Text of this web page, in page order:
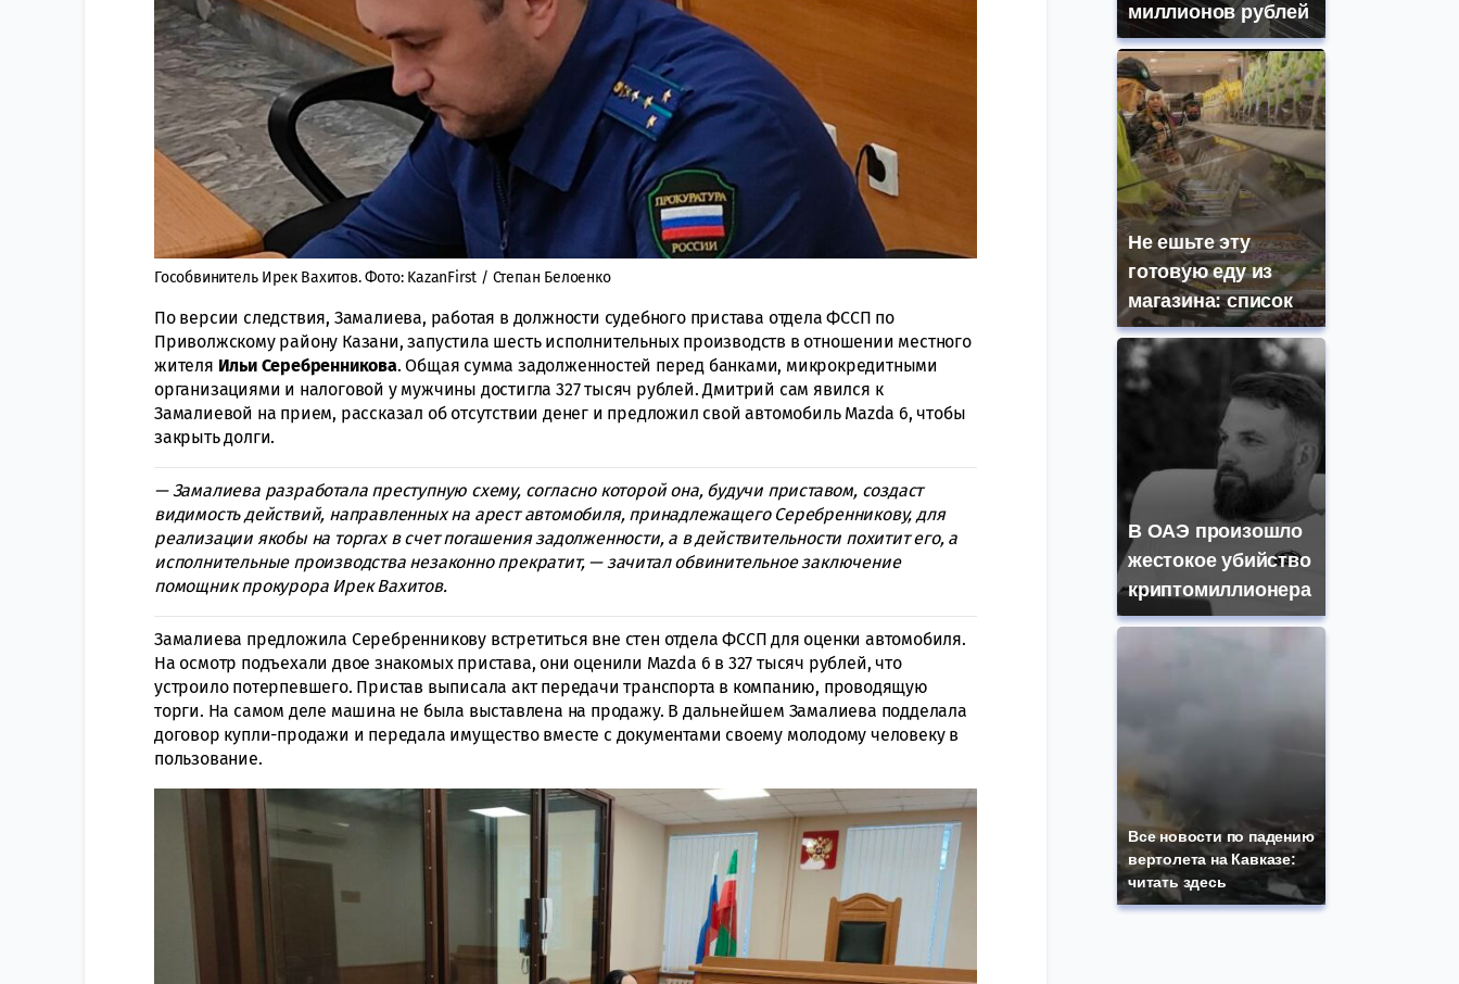
Гособвинитель Ирек Вахитов. Фото: KazanFirst / Степан Белоенко
По версии следствия, Замалиева, работая в должности судебного пристава отдела ФССП по
Приволжскому району Казани, запустила шесть исполнительных производств в отношении местного
жителя Ильи Серебренникова. Общая сумма задолженностей перед банками, микрокредитными
организациями и налоговой у мужчины достигла 327 тысяч рублей. Дмитрий сам явился к
Замалиевой на прием, рассказал об отсутствии денег и предложил свой автомобиль Mazda 6, чтобы
закрыть долги.
— Замалиева разработала преступную схему, согласно которой она, будучи приставом, создаст
видимость действий, направленных на арест автомобиля, принадлежащего Серебренникову, для
реализации якобы на торгах в счет погашения задолженности, а в действительности похитит его, а
исполнительные производства незаконно прекратит, — зачитал обвинительное заключение
помощник прокурора Ирек Вахитов.
Замалиева предложила Серебренникову встретиться вне стен отдела ФССП для оценки автомобиля.
На осмотр подъехали двое знакомых пристава, они оценили Mazda 6 в 327 тысяч рублей, что
устроило потерпевшего. Пристав выписала акт передачи транспорта в компанию, проводящую
торги. На самом деле машина не была выставлена на продажу. В дальнейшем Замалиева подделала
договор купли-продажи и передала имущество вместе с документами своему молодому человеку в
пользование.
миллионов рублей
Не ешьте эту
готовую еду из
магазина: список
В ОАЭ произошло
жестокое убийство
криптомиллионера
Все новости по падению
вертолета на Кавказе:
читать здесь